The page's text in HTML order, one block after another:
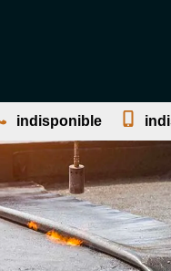
indisponible